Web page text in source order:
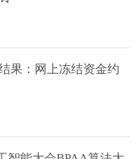
果：网上冻结资金约